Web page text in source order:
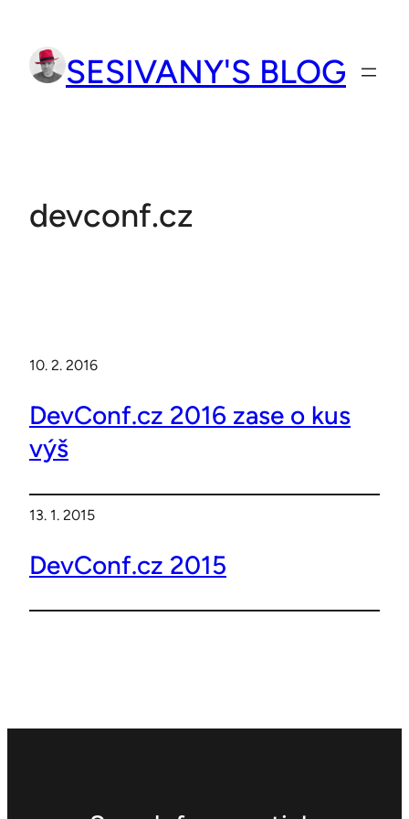
obsah
SESIVANY'S BLOG
devconf.cz
10. 2. 2016
DevConf.cz 2016 zase o kus
výš
13. 1. 2015
DevConf.cz 2015